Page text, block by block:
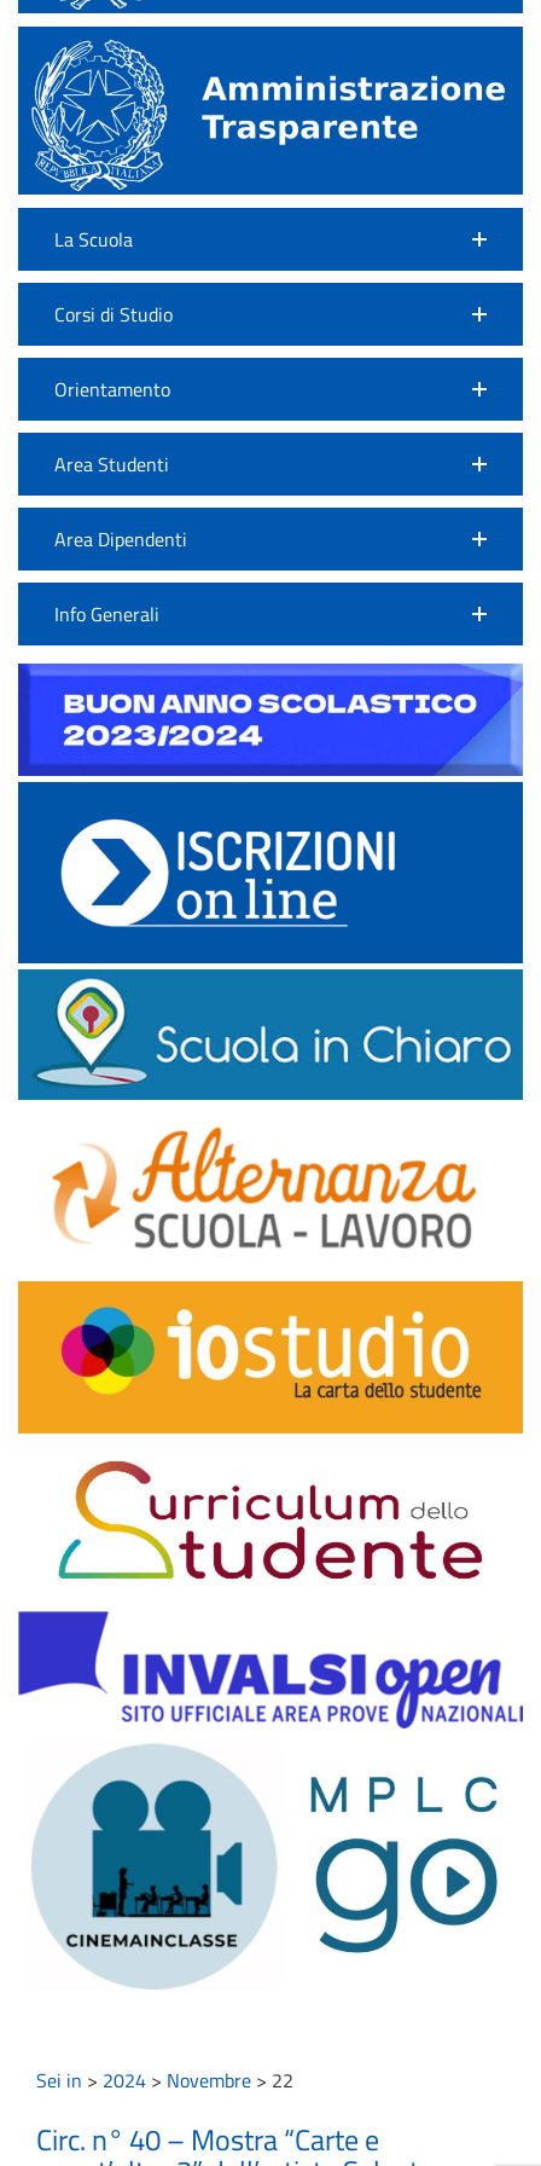
La Scuola
Corsi di Studio
Orientamento
Area Studenti
Area Dipendenti
Info Generali
Sei in > 2024 > Novembre > 22
Circ. n° 40 – Mostra “Carte e